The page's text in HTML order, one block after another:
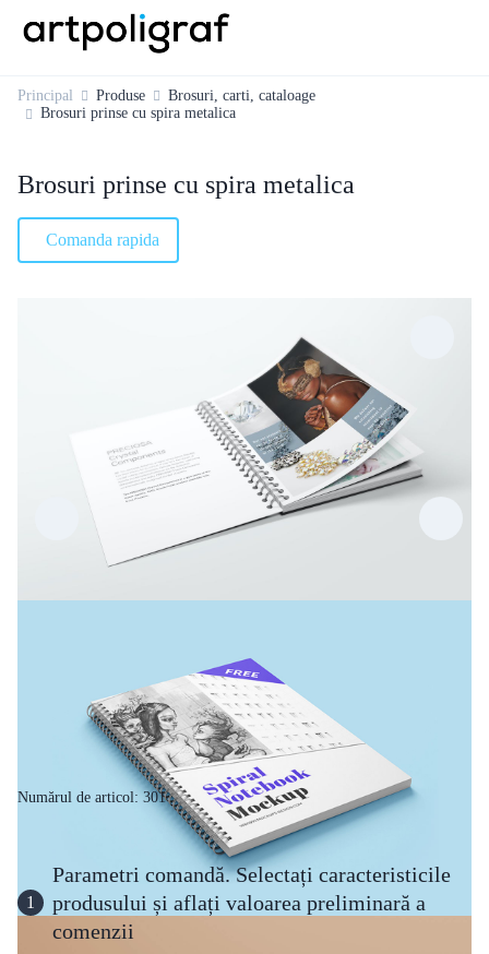
Principal Produse
Brosuri, carti, cataloage
Brosuri prinse cu spira metalica
Brosuri prinse cu spira metalica
Comanda rapida
Numărul de articol: 301
1
Parametri comandă. Selectați caracteristicile
produsului și aflați valoarea preliminară a
comenzii